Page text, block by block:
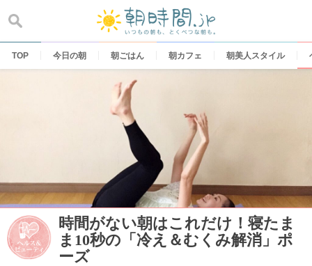
content
TOP 今日の朝 朝ごはん 朝カフェ 朝美人スタイル
時間がない朝はこれだけ！寝たま
ま10秒の「冷え＆むくみ解消」ポ
ーズ